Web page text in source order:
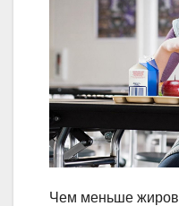
Чем меньше